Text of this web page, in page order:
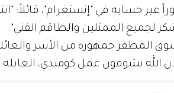
عبر حسابه في "إنستغرام"، قائلاً:
لجميع الممثلين والطاقم الفني".
المظفر جمهوره من الأسر
الله تشوفون عمل كوميدي،